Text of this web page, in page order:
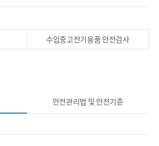
수입중고전기용품 안전검사
안전관리법 및 안전기준